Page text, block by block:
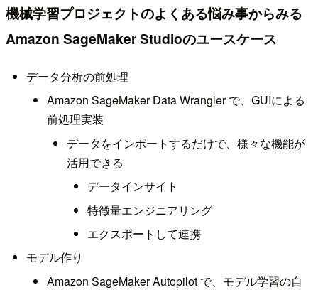
機械学習プロジェクトのよくある悩み事からみる
Amazon SageMaker Studioのユースケース
データ分析の前処理
Amazon SageMaker Data Wrangler で、GUIによる
前処理実装
データをインポートするだけで、様々な機能が
活用できる
データインサイト
特徴量エンジニアリング
エクスポートして連携
モデル作り
Amazon SageMaker Autopilot で、モデル学習の自